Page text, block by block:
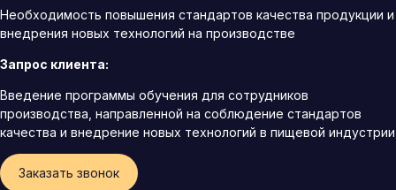
Необходимость повышения стандартов качества продукции и
внедрения новых технологий на производстве
Запрос клиента:
Введение программы обучения для сотрудников
производства, направленной на соблюдение стандартов
качества и внедрение новых технологий в пищевой индустрии
Заказать звонок